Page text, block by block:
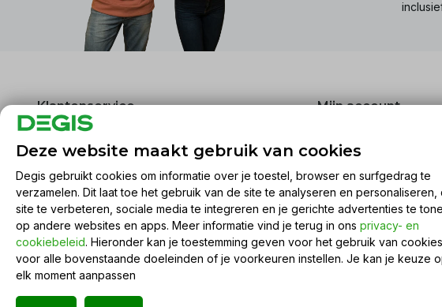
Klantenservice
Algemene voorwaarden
Disclaimer
Privacy Policy
Betaalmethoden
Verzenden & retourneren
Sitemap
Mijn account
Mijn bestellingen
Mijn tickets
Mijn verlanglijst
Vergelijk producten
Deze website maakt gebruik van cookies
Degis gebruikt cookies om informatie over je toestel, browser en surfgedrag te
verzamelen. Dit laat toe het gebruik van de site te analyseren en personaliseren,
site te verbeteren, sociale media te integreren en je gerichte advertenties te
op andere websites en apps. Meer informatie vind je terug in ons privacy- en
cookiebeleid. Hieronder kan je toestemming geven voor het gebruik van cookies
voor alle bovenstaande doeleinden of je voorkeuren instellen. Je kan je keuze
elk moment aanpassen